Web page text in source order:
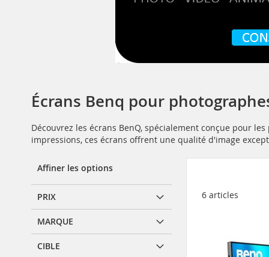
Écrans Benq pour
Découvrez les écrans BenQ, spécialement conçue pour
impressions, ces écrans offrent une qualité d'image
6 articles
Affiner les options
PRIX
MARQUE
CIBLE